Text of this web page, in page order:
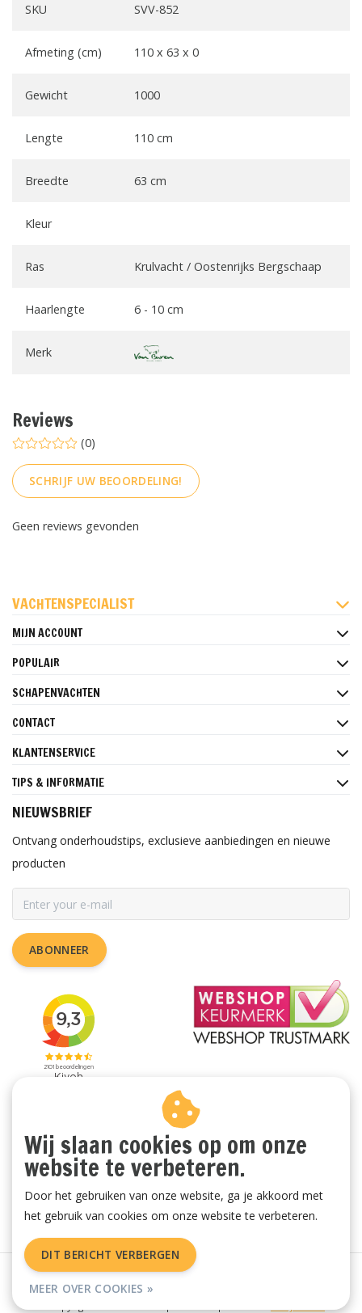
SKU SVV-852
Afmeting (cm) 110 x 63 x 0
Gewicht 1000
Lengte 110 cm
Breedte 63 cm
Kleur
Ras Krulvacht / Oostenrijks Bergschaap
Haarlengte 6 - 10 cm
Merk
Reviews
(0)
SCHRIJF UW BEOORDELING!
Geen reviews gevonden
VACHTENSPECIALIST
MIJN ACCOUNT
POPULAIR
SCHAPENVACHTEN
CONTACT
KLANTENSERVICE
TIPS & INFORMATIE
NIEUWSBRIEF
Ontvang onderhoudstips, exclusieve aanbiedingen en nieuwe
producten
ABONNEER
Algemene voorwaarden | Privacy Policy
Wij slaan cookies op om onze
website te verbeteren.
Door het gebruiken van onze website, ga je akkoord met
het gebruik van cookies om onze website te verbeteren.
DIT BERICHT VERBERGEN
MEER OVER COOKIES »